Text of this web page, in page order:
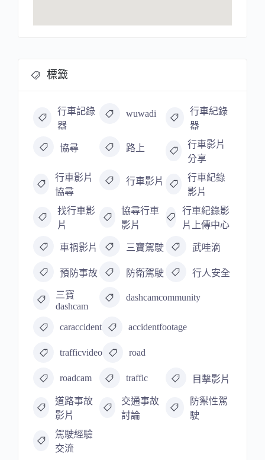
標籤
行車記錄
器
wuwadi
行車紀錄
器
協尋 路上
行車影片
分享
行車影片
協尋
行車影片
行車紀錄
影片
找行車影
片
協尋行車
影片
行車紀錄影
片上傳中心
車禍影片 三寶駕駛 武哇滴
預防事故 防衛駕駛 行人安全
三寶
dashcam
dashcamcommunity
caraccident accidentfootage
trafficvideo road
roadcam traffic 目擊影片
道路事故
影片
交通事故
討論
防禦性駕
駛
駕駛經驗
交流